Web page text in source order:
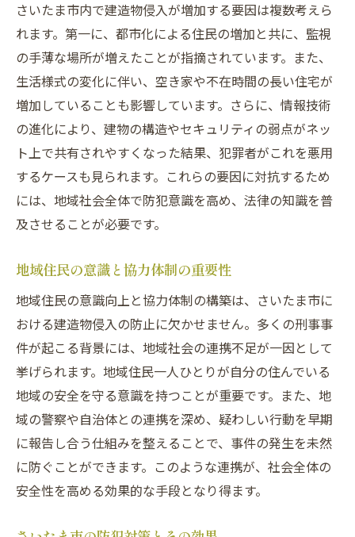
警察と地域の協力体制
刑事事件の発生傾向と予防策
公共政策が果たす役割とその効果
住民意識の向上と地域防犯活動
法律知識不足が招く刑事事件のリスク
法律知識が不足する原因とその影響
刑事事件がもたらす長期的なリスク
教育プログラムの必要性とその効果
実例に基づいた法律教育の重要性
さいたま市内で建造物侵入が増加する要因は複数考えら
れます。第一に、都市化による住民の増加と共に、監視
の手薄な場所が増えたことが指摘されています。また、
生活様式の変化に伴い、空き家や不在時間の長い住宅が
増加していることも影響しています。さらに、情報技術
の進化により、建物の構造やセキュリティの弱点がネッ
ト上で共有されやすくなった結果、犯罪者がこれを悪用
するケースも見られます。これらの要因に対抗するため
には、地域社会全体で防犯意識を高め、法律の知識を普
及させることが必要です。
地域住民の意識と協力体制の重要性
地域住民の意識向上と協力体制の構築は、さいたま市に
おける建造物侵入の防止に欠かせません。多くの刑事事
件が起こる背景には、地域社会の連携不足が一因として
挙げられます。地域住民一人ひとりが自分の住んでいる
地域の安全を守る意識を持つことが重要です。また、地
域の警察や自治体との連携を深め、疑わしい行動を早期
に報告し合う仕組みを整えることで、事件の発生を未然
に防ぐことができます。このような連携が、社会全体の
安全性を高める効果的な手段となり得ます。